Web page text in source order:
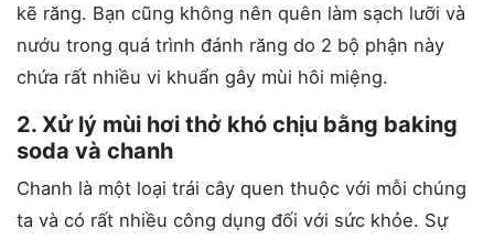
kẽ răng. Bạn cũng không nên quên làm sạch lưỡi và
nướu trong quá trình đánh răng do 2 bộ phận này
chứa rất nhiều vi khuẩn gây mùi hôi miệng.
2. Xử lý mùi hơi thở khó chịu bằng baking
soda và chanh
Chanh là một loại trái cây quen thuộc với mỗi chúng
ta và có rất nhiều công dụng đối với sức khỏe. Sự